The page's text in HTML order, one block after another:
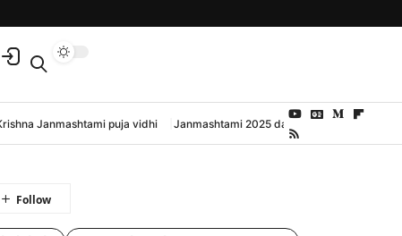
Janmashtami puja vidhi Janmashtami 2025 date and time